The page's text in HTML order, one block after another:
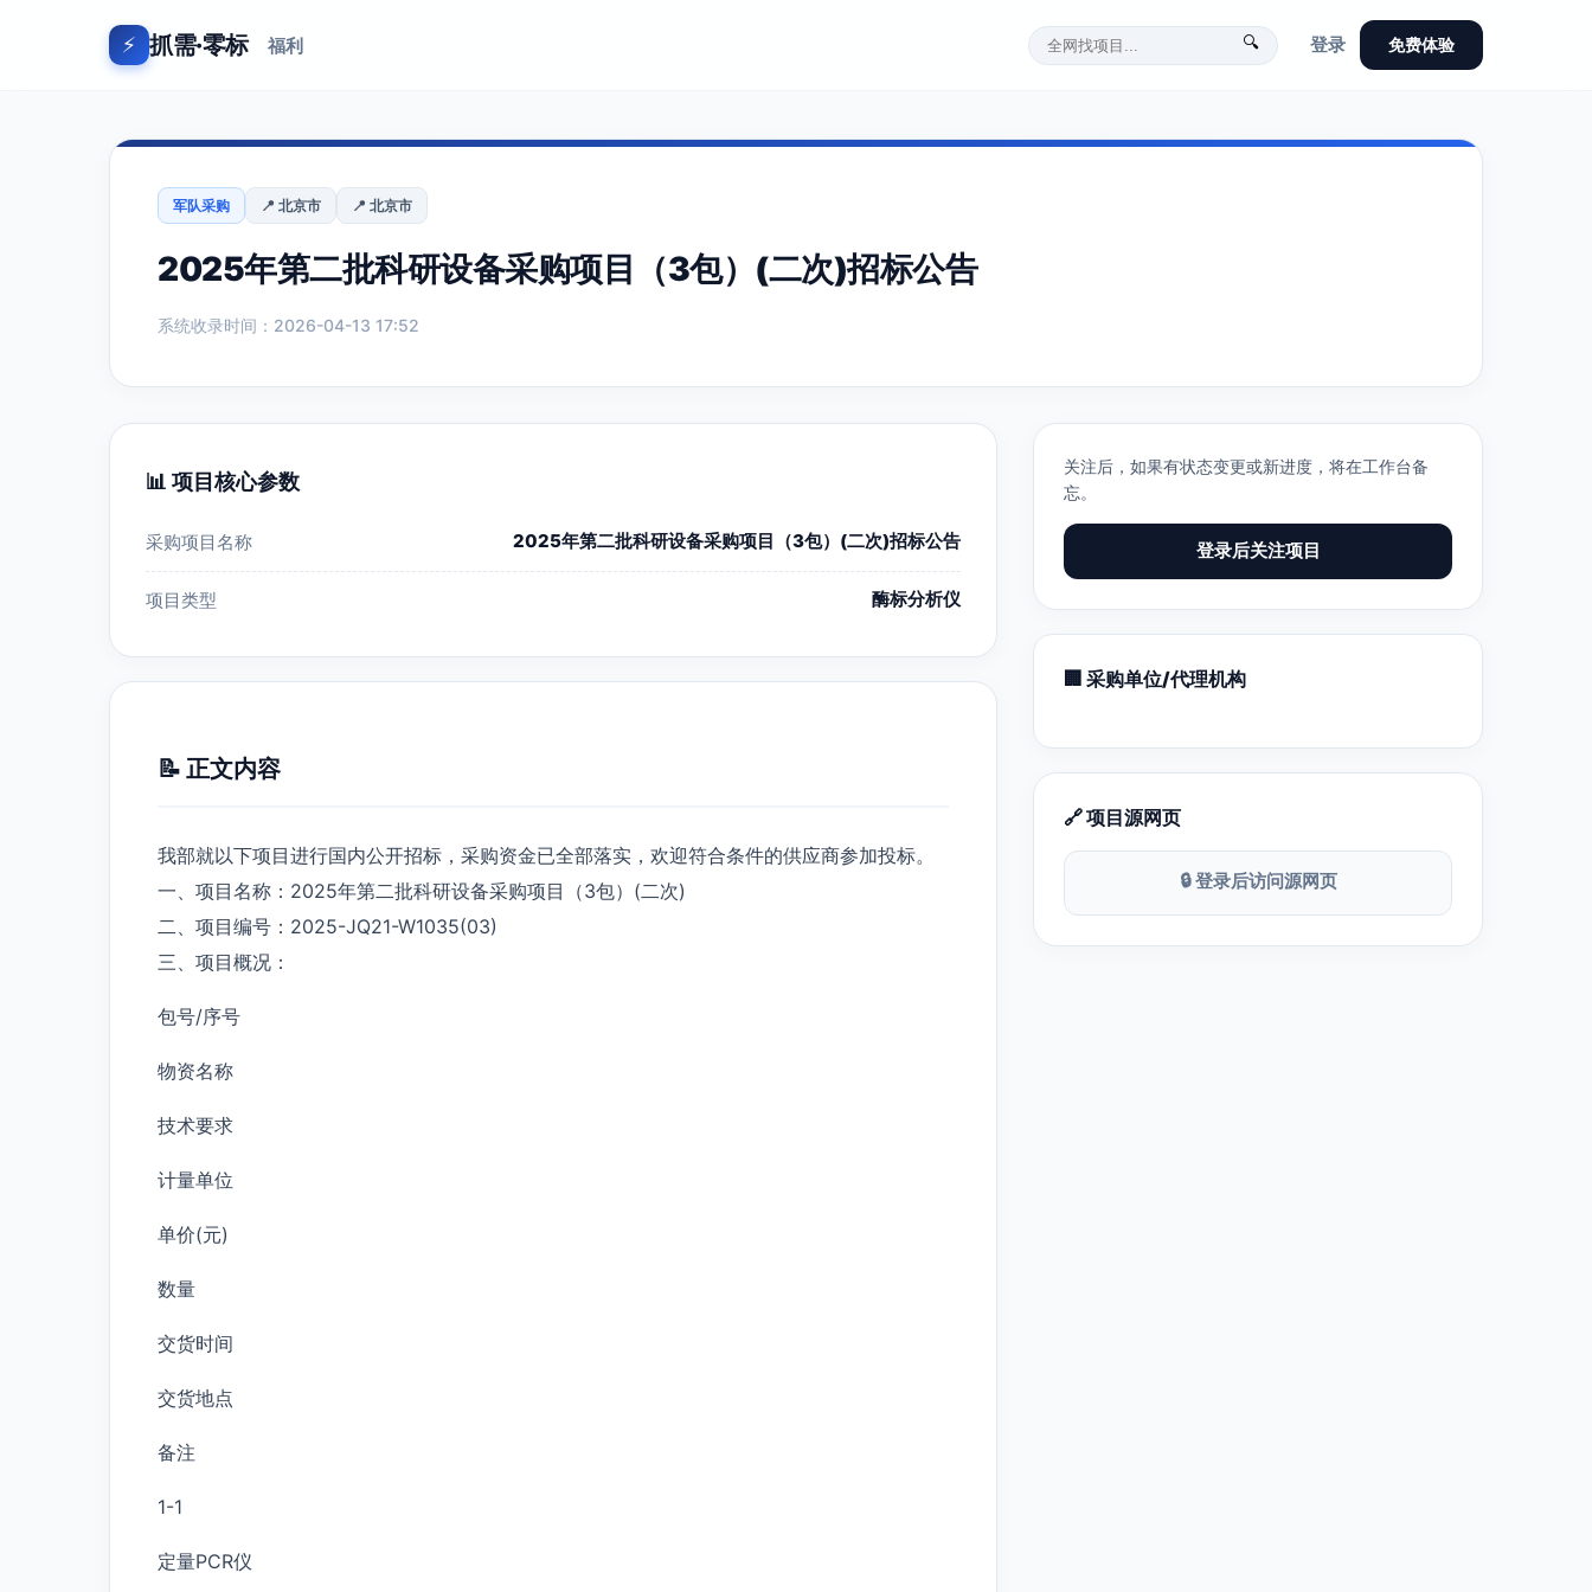
⚡ 抓需·零标 福利 🔍 登录 免费体验
军队采购 📍 北京市 📍 北京市
2025年第二批科研设备采购项目（3包）(二次)招标公告
系统收录时间：2026-04-13 17:52
📊 项目核心参数
采购项目名称 2025年第二批科研设备采购项目（3包）(二次)招标公告
项目类型 酶标分析仪
📝 正文内容
我部就以下项目进行国内公开招标，采购资金已全部落实，欢迎符合条件的供应商参加投标。
一、项目名称：2025年第二批科研设备采购项目（3包）(二次)
二、项目编号：2025-JQ21-W1035(03)
三、项目概况：
包号/序号
物资名称
技术要求
计量单位
单价(元)
数量
交货时间
交货地点
备注
1-1
定量PCR仪
关注后，如果有状态变更或新进度，将在工作台备
忘。
登录后关注项目
🏢 采购单位/代理机构
🔗 项目源网页
🔒 登录后访问源网页